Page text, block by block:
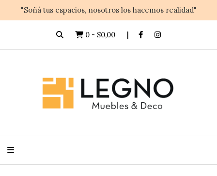
"Soñá tus espacios, nosotros los hacemos realidad"
0 - $0,00